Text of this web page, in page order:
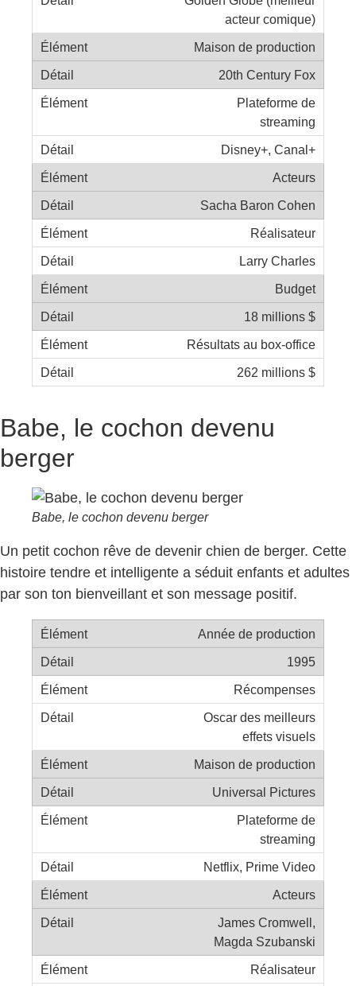
acteur comique)
Maison de production
20th Century Fox
Plateforme de
streaming
Disney+, Canal+
Acteurs
Sacha Baron Cohen
Réalisateur
Larry Charles
Budget
18 millions $
Résultats au box-office
262 millions $
Babe, le cochon devenu
berger
Babe, le cochon devenu berger
Un petit cochon rêve de devenir chien de berger. Cette
histoire tendre et intelligente a séduit enfants et adultes
par son ton bienveillant et son message positif.
Année de production
1995
Récompenses
Oscar des meilleurs
effets visuels
Maison de production
Universal Pictures
Plateforme de
streaming
Netflix, Prime Video
Acteurs
James Cromwell,
Magda Szubanski
Réalisateur